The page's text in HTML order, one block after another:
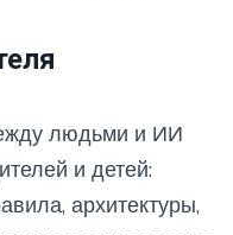
людьми и ИИ
и детей:
архитектуры,